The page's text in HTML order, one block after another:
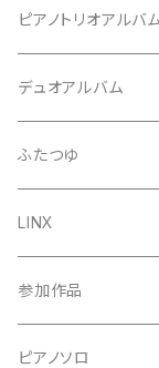
ピアノトリオアルバ
デュオアルバム
ふたつゆ
LINX
参加作品
ピアノソロ